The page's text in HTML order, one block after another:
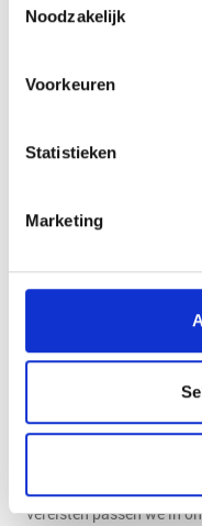
Noodzakelijk
Voorkeuren
Statistieken
Marketing
Neem contact op →
KUNSTSTOFFEN
Naast verschillen in
Hoven natuurlijk ook
werken we onder meer
unieke eigenschappen.
chemische
vereisten passen we in